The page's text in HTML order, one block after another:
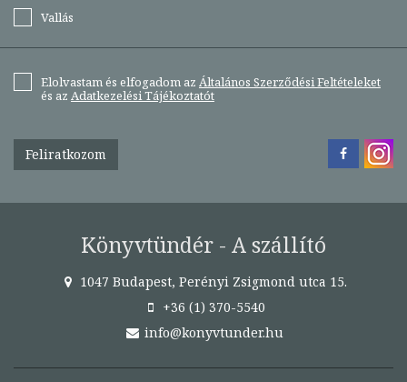
Vallás
Elolvastam és elfogadom az Általános Szerződési Feltételeket
és az Adatkezelési Tájékoztatót
Feliratkozom
Könyvtündér - A szállító
1047 Budapest, Perényi Zsigmond utca 15.
+36 (1) 370-5540
info@konyvtunder.hu